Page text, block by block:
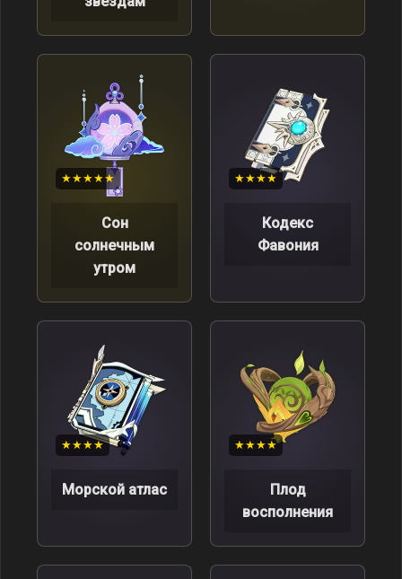
★★★★★
Сон
солнечным
утром
★★★★
Кодекс
Фавония
★★★★
Морской атлас
★★★★
Плод
восполнения